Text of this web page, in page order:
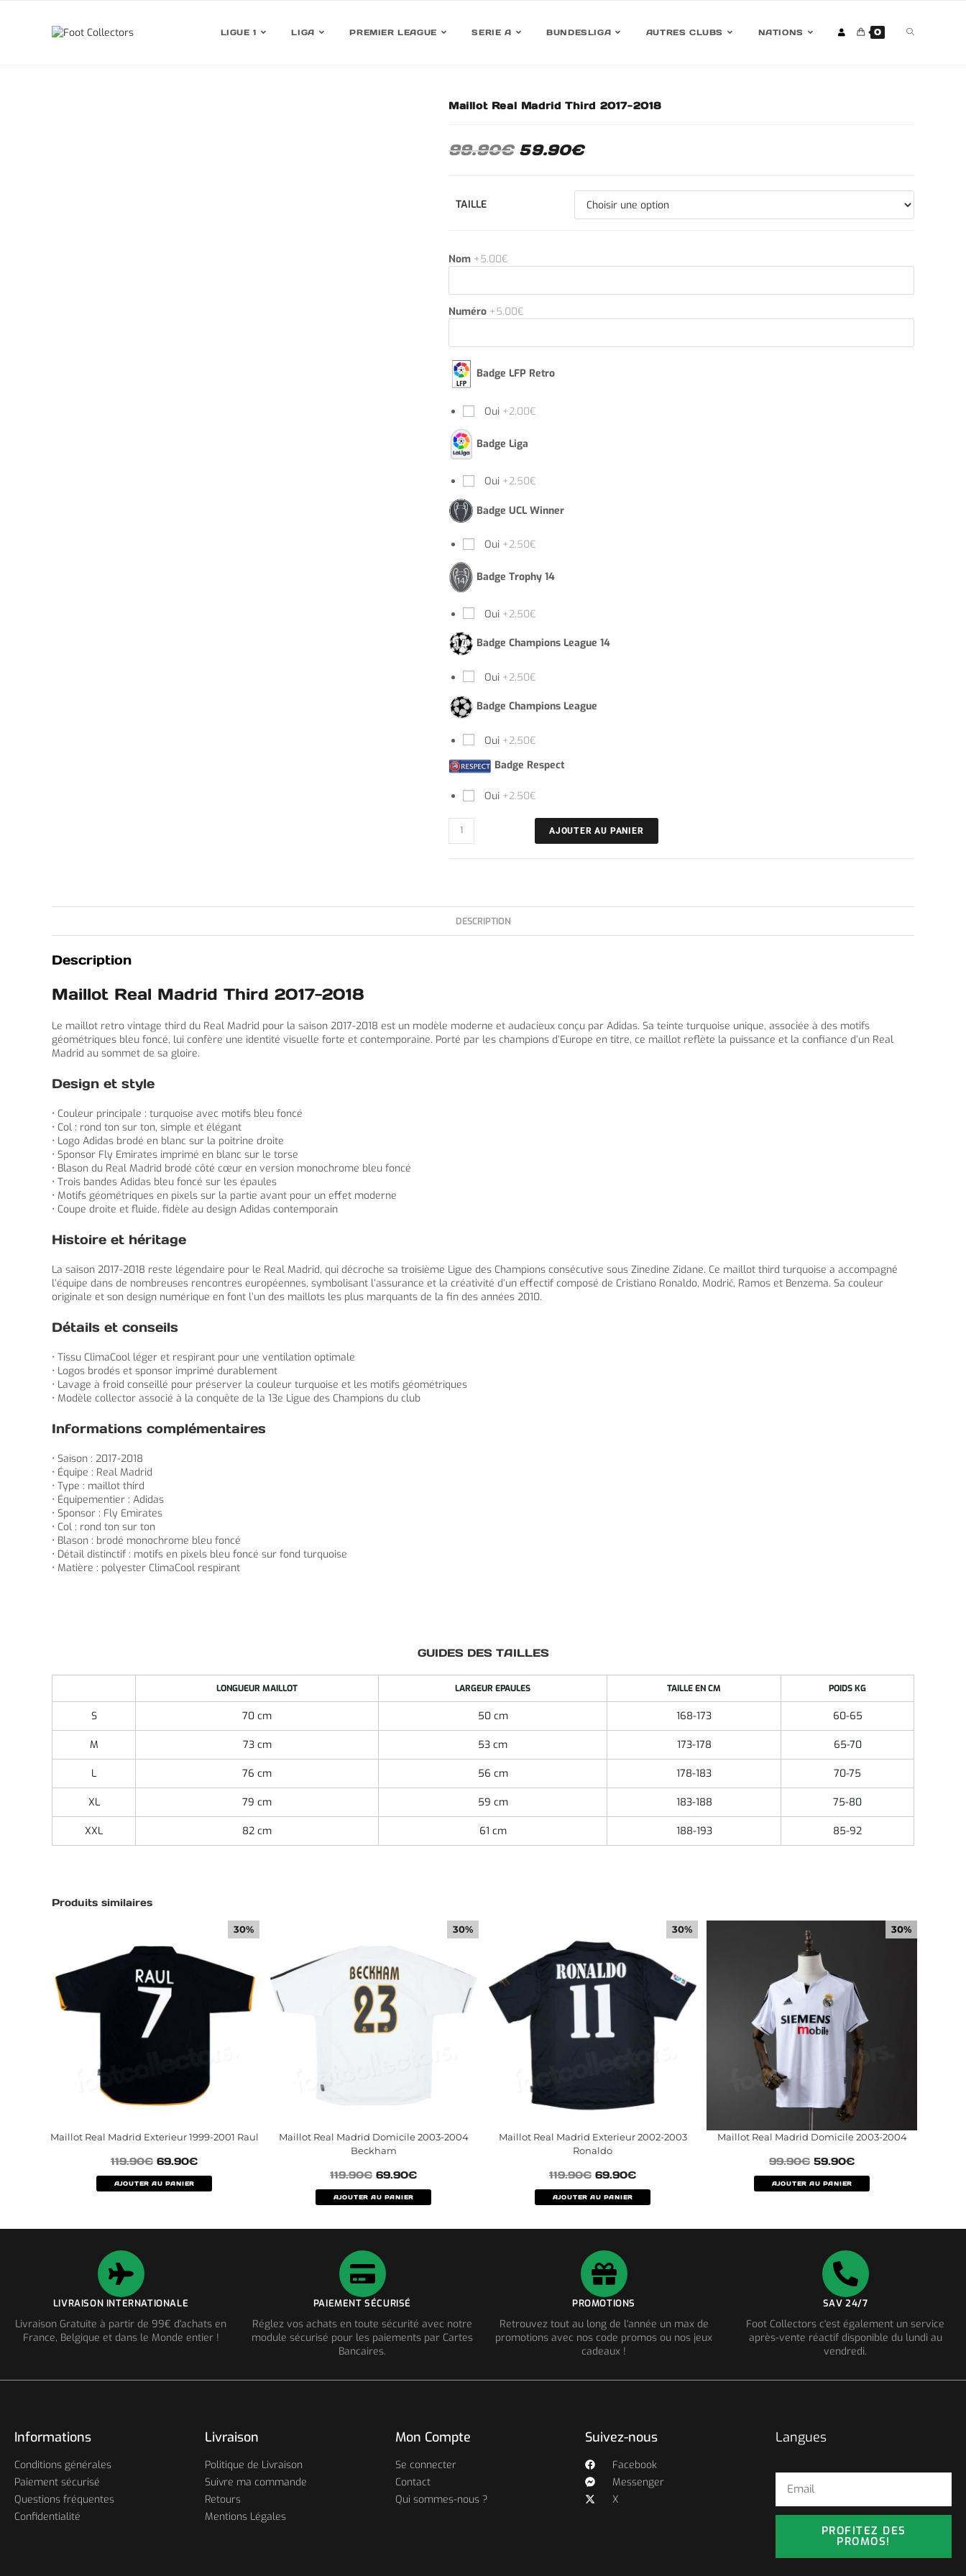
LIGUE 1 LIGA PREMIER LEAGUE SERIE A BUNDESLIGA AUTRES CLUBS NATIONS 0
Maillot Real Madrid Third 2017-2018
99.90€ 59.90€
TAILLE
Nom +5.00€
Numéro +5.00€
Badge LFP Retro
Oui +2.00€
Badge Liga
Oui +2.50€
Badge UCL Winner
Oui +2.50€
Badge Trophy 14
Oui +2.50€
Badge Champions League 14
Oui +2.50€
Badge Champions League
Oui +2.50€
Badge Respect
Oui +2.50€
AJOUTER AU PANIER
DESCRIPTION
Description
Maillot Real Madrid Third 2017-2018
Le maillot retro vintage third du Real Madrid pour la saison 2017-2018 est un modèle moderne et audacieux conçu par Adidas. Sa teinte turquoise unique, associée à des motifs
géométriques bleu foncé, lui confère une identité visuelle forte et contemporaine. Porté par les champions d’Europe en titre, ce maillot reflète la puissance et la confiance d’un Real
Madrid au sommet de sa gloire.
Design et style
• Couleur principale : turquoise avec motifs bleu foncé
• Col : rond ton sur ton, simple et élégant
• Logo Adidas brodé en blanc sur la poitrine droite
• Sponsor Fly Emirates imprimé en blanc sur le torse
• Blason du Real Madrid brodé côté cœur en version monochrome bleu foncé
• Trois bandes Adidas bleu foncé sur les épaules
• Motifs géométriques en pixels sur la partie avant pour un effet moderne
• Coupe droite et fluide, fidèle au design Adidas contemporain
Histoire et héritage
La saison 2017-2018 reste légendaire pour le Real Madrid, qui décroche sa troisième Ligue des Champions consécutive sous Zinedine Zidane. Ce maillot third turquoise a accompagné
l’équipe dans de nombreuses rencontres européennes, symbolisant l’assurance et la créativité d’un effectif composé de Cristiano Ronaldo, Modrić, Ramos et Benzema. Sa couleur
originale et son design numérique en font l’un des maillots les plus marquants de la fin des années 2010.
Détails et conseils
• Tissu ClimaCool léger et respirant pour une ventilation optimale
• Logos brodés et sponsor imprimé durablement
• Lavage à froid conseillé pour préserver la couleur turquoise et les motifs géométriques
• Modèle collector associé à la conquête de la 13e Ligue des Champions du club
Informations complémentaires
• Saison : 2017-2018
• Équipe : Real Madrid
• Type : maillot third
• Équipementier : Adidas
• Sponsor : Fly Emirates
• Col : rond ton sur ton
• Blason : brodé monochrome bleu foncé
• Détail distinctif : motifs en pixels bleu foncé sur fond turquoise
• Matière : polyester ClimaCool respirant
GUIDES DES TAILLES
LONGUEUR MAILLOT LARGEUR EPAULES TAILLE EN CM POIDS KG
S 70 cm 50 cm 168-173 60-65
M 73 cm 53 cm 173-178 65-70
L 76 cm 56 cm 178-183 70-75
XL 79 cm 59 cm 183-188 75-80
XXL 82 cm 61 cm 188-193 85-92
Produits similaires
30%
Maillot Real Madrid Exterieur 1999-2001 Raul
119.90€ 69.90€
AJOUTER AU PANIER
30%
Maillot Real Madrid Domicile 2003-2004
Beckham
119.90€ 69.90€
AJOUTER AU PANIER
30%
Maillot Real Madrid Exterieur 2002-2003
Ronaldo
119.90€ 69.90€
AJOUTER AU PANIER
30%
Maillot Real Madrid Domicile 2003-2004
99.90€ 59.90€
AJOUTER AU PANIER
LIVRAISON INTERNATIONALE
Livraison Gratuite à partir de 99€ d'achats en
France, Belgique et dans le Monde entier !
PAIEMENT SÉCURISÉ
Réglez vos achats en toute sécurité avec notre
module sécurisé pour les paiements par Cartes
Bancaires.
PROMOTIONS
Retrouvez tout au long de l'année un max de
promotions avec nos code promos ou nos jeux
cadeaux !
SAV 24/7
Foot Collectors c'est également un service
après-vente réactif disponible du lundi au
vendredi.
Informations
Conditions générales
Paiement sécurisé
Questions fréquentes
Confidentialité
Livraison
Politique de Livraison
Suivre ma commande
Retours
Mentions Légales
Mon Compte
Se connecter
Contact
Qui sommes-nous ?
Suivez-nous
Facebook
Messenger
X
Langues
PROFITEZ DES
PROMOS!